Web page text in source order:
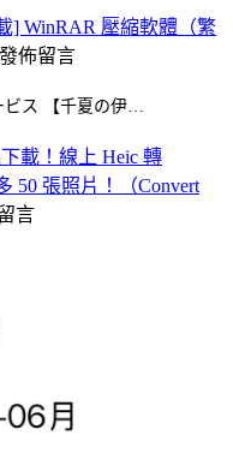
] WinRAR 壓縮軟體（繁
佈留言
ス 【千夏の伊…
載！線上 Heic 轉
50 張照片！（Convert
言